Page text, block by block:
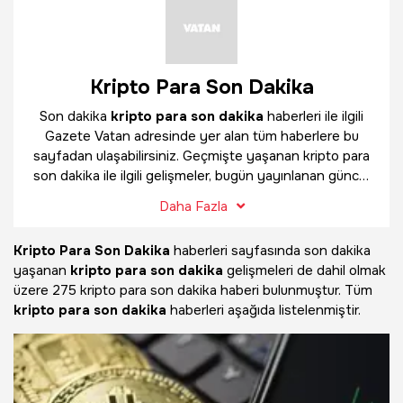
Kripto Para Son Dakika
Son dakika kripto para son dakika haberleri ile ilgili
Gazete Vatan adresinde yer alan tüm haberlere bu
sayfadan ulaşabilirsiniz. Geçmişte yaşanan kripto para
son dakika ile ilgili gelişmeler, bugün yayınlanan güncel
haber sayfamızda bulabilirsiniz.
Daha Fazla
Kripto Para Son Dakika haberleri sayfasında son dakika
yaşanan kripto para son dakika gelişmeleri de dahil olmak
üzere 275 kripto para son dakika haberi bulunmuştur. Tüm
kripto para son dakika haberleri aşağıda listelenmiştir.